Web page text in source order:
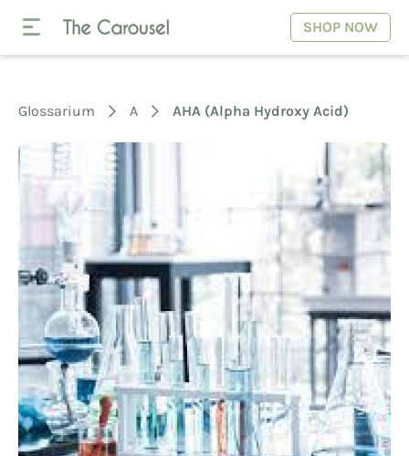
SHOP NOW
Glossarium A AHA (Alpha Hydroxy Acid)